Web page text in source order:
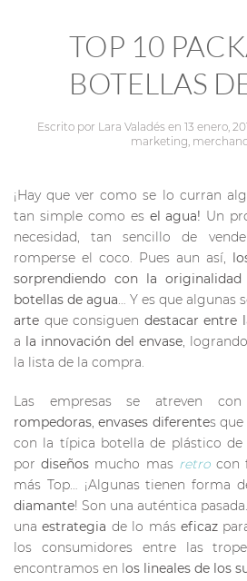
TOP 10
BOTELLAS
Escrito por Lara Valadésen 13 enero,
marketing,
¡Hay que ver como se lo curran
tan simple como es el agua! Un
necesidad, tan sencillo de
romperse el coco. Pues aun así,
sorprendiendo con la
botellas de agua… Y es que algunas
arte que consiguen destacar entre
a la innovación del envase,
la lista de la compra.
Las empresas se atreven
rompedoras,envases diferentes
con la típica botella de plástico de
pordiseños mucho mas retrocon
más Top… ¡Algunas tienen forma
diamante! Son una auténtica
unaestrategia de lo máseficaz
los consumidores entre las
encontramos en l os lineales de los